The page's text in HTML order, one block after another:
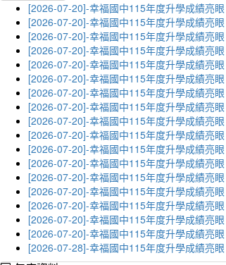
[2026-07-20]-幸福國中115年度升學成績亮
[2026-07-20]-幸福國中115年度升學成績亮
[2026-07-20]-幸福國中115年度升學成績亮
[2026-07-20]-幸福國中115年度升學成績亮
[2026-07-20]-幸福國中115年度升學成績亮
[2026-07-20]-幸福國中115年度升學成績亮
[2026-07-20]-幸福國中115年度升學成績亮
[2026-07-20]-幸福國中115年度升學成績亮
[2026-07-20]-幸福國中115年度升學成績亮
[2026-07-20]-幸福國中115年度升學成績亮
[2026-07-20]-幸福國中115年度升學成績亮
[2026-07-20]-幸福國中115年度升學成績亮
[2026-07-20]-幸福國中115年度升學成績亮
[2026-07-20]-幸福國中115年度升學成績亮
[2026-07-20]-幸福國中115年度升學成績亮
[2026-07-20]-幸福國中115年度升學成績亮
[2026-07-20]-幸福國中115年度升學成績亮
[2026-07-28]-幸福國中115年度升學成績亮